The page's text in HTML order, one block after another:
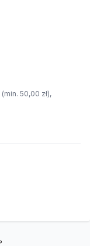
50,00 zł),